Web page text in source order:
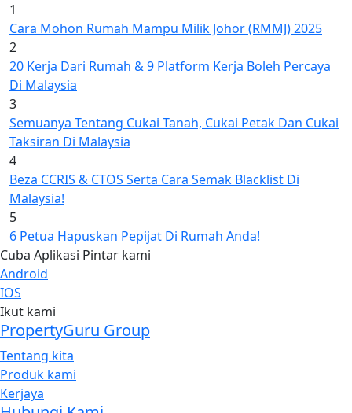
1
Cara Mohon Rumah Mampu Milik Johor (RMMJ) 2025
2
20 Kerja Dari Rumah & 9 Platform Kerja Boleh Percaya
Di Malaysia
3
Semuanya Tentang Cukai Tanah, Cukai Petak Dan Cukai
Taksiran Di Malaysia
4
Beza CCRIS & CTOS Serta Cara Semak Blacklist Di
Malaysia!
5
6 Petua Hapuskan Pepijat Di Rumah Anda!
Cuba Aplikasi Pintar kami
Android
IOS
Ikut kami
PropertyGuru Group
Tentang kita
Produk kami
Kerjaya